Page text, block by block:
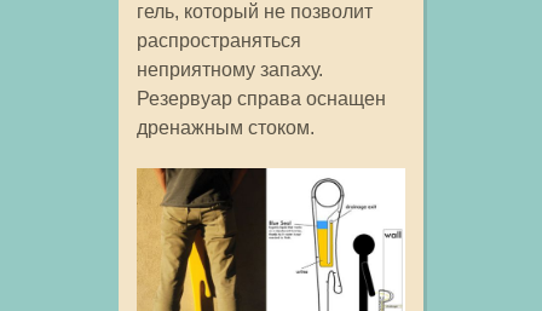
гель, который не позволит
распространяться
неприятному запаху.
Резервуар справа оснащен
дренажным стоком.